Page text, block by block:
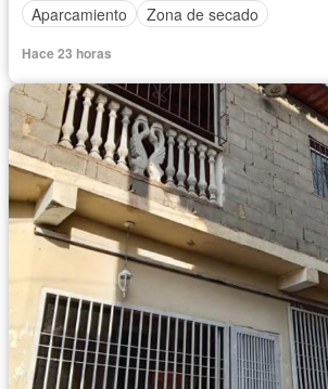
Aparcamiento
Zona de secado
Hace 23 horas